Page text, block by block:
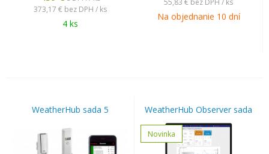
373,17 € bez DPH / ks
4 ks
55,83 € bez DPH / ks
Na objednanie 10 dní
WeatherHub sada 5 WeatherHub Observer sada
Novinka